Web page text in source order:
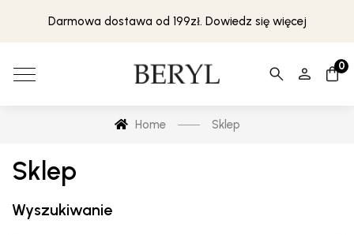
Darmowa dostawa od 199zł. Dowiedz się więcej
0
Home Sklep
Sklep
Wyszukiwanie